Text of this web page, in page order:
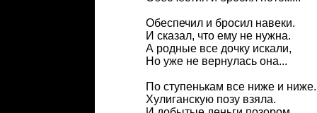
Обеспечил и бросил навеки.
И сказал, что ему не нужна.
А родные все дочку искали,
Но уже не вернулась она...
По ступенькам все ниже и
Хулиганскую позу взяла.